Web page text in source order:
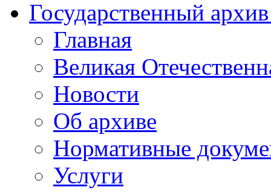
Государственный
Главная
Великая
Новости
Об архиве
Нормативные
Услуги